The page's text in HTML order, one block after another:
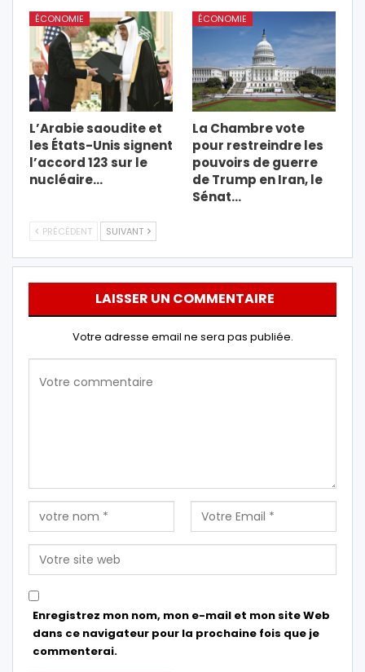
ÉCONOMIE
L’Arabie saoudite et
les États-Unis signent
l’accord 123 sur le
nucléaire…
ÉCONOMIE
La Chambre vote
pour restreindre les
pouvoirs de guerre
de Trump en Iran, le
Sénat…
PRÉCÉDENT SUIVANT
LAISSER UN COMMENTAIRE
Votre adresse email ne sera pas publiée.
Enregistrez mon nom, mon e-mail et mon site Web
dans ce navigateur pour la prochaine fois que je
commenterai.